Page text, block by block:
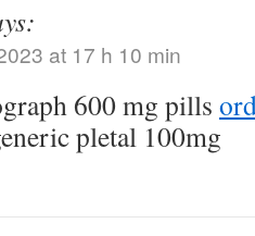
at 17 h 10 min
600 mg pills
pletal 100mg